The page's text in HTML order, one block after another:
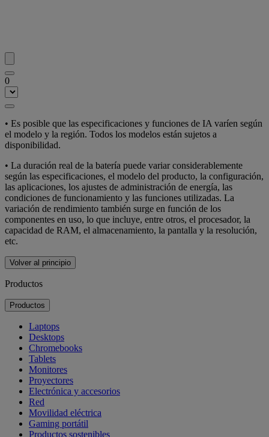
0
• Es posible que las especificaciones y funciones de IA varíen según
el modelo y la región. Todos los modelos están sujetos a
disponibilidad.
• La duración real de la batería puede variar considerablemente
según las especificaciones, el modelo del producto, la configuración,
las aplicaciones, los ajustes de administración de energía, las
condiciones de funcionamiento y las funciones utilizadas. La
variación de rendimiento también surge en función de los
componentes en uso, lo que incluye, entre otros, el procesador, la
capacidad de RAM, el almacenamiento, la pantalla y la resolución,
etc.
Volver al principio
Productos
Productos
Laptops
Desktops
Chromebooks
Tablets
Monitores
Proyectores
Electrónica y accesorios
Red
Movilidad eléctrica
Gaming portátil
Productos sostenibles